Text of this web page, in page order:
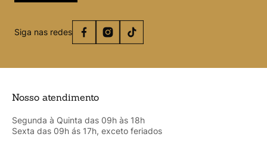
Siga nas redes
Nosso atendimento
Segunda à Quinta das 09h às 18h
Sexta das 09h ás 17h, exceto feriados